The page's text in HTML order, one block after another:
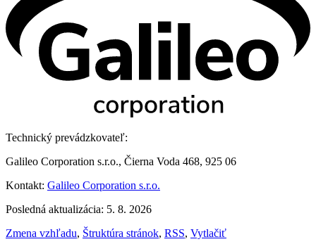
Technický prevádzkovateľ:
Galileo Corporation s.r.o., Čierna Voda 468, 925 06
Kontakt: Galileo Corporation s.r.o.
Posledná aktualizácia: 5. 8. 2026
Zmena vzhľadu, Štruktúra stránok, RSS, Vytlačiť